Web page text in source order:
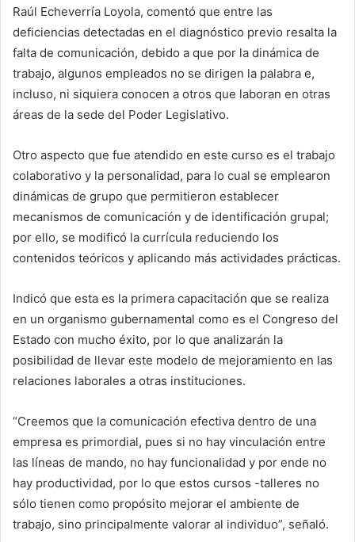
Raúl Echeverría Loyola, comentó que entre las
deficiencias detectadas en el diagnóstico previo resalta la
falta de comunicación, debido a que por la dinámica de
trabajo, algunos empleados no se dirigen la palabra e,
incluso, ni siquiera conocen a otros que laboran en otras
áreas de la sede del Poder Legislativo.
Otro aspecto que fue atendido en este curso es el trabajo
colaborativo y la personalidad, para lo cual se emplearon
dinámicas de grupo que permitieron establecer
mecanismos de comunicación y de identificación grupal;
por ello, se modificó la currícula reduciendo los
contenidos teóricos y aplicando más actividades prácticas.
Indicó que esta es la primera capacitación que se realiza
en un organismo gubernamental como es el Congreso del
Estado con mucho éxito, por lo que analizarán la
posibilidad de llevar este modelo de mejoramiento en las
relaciones laborales a otras instituciones.
“Creemos que la comunicación efectiva dentro de una
empresa es primordial, pues si no hay vinculación entre
las líneas de mando, no hay funcionalidad y por ende no
hay productividad, por lo que estos cursos -talleres no
sólo tienen como propósito mejorar el ambiente de
trabajo, sino principalmente valorar al individuo”, señaló.